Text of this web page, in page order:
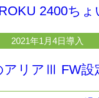
2400ちょ
2021年1月4日導入
アリアⅢ FW設